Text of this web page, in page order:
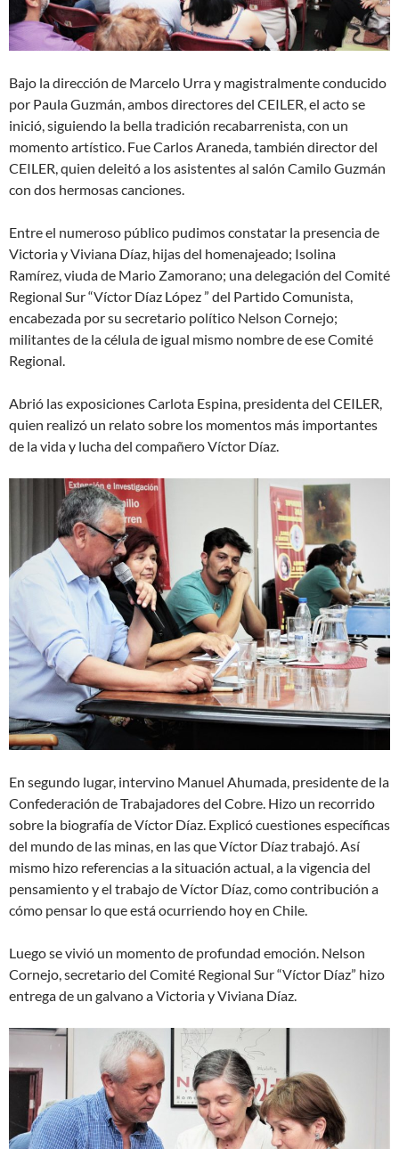
Bajo la dirección de Marcelo Urra y magistralmente conducido
por Paula Guzmán, ambos directores del CEILER, el acto se
inició, siguiendo la bella tradición recabarrenista, con un
momento artístico. Fue Carlos Araneda, también director del
CEILER, quien deleitó a los asistentes al salón Camilo Guzmán
con dos hermosas canciones.
Entre el numeroso público pudimos constatar la presencia de
Victoria y Viviana Díaz, hijas del homenajeado; Isolina
Ramírez, viuda de Mario Zamorano; una delegación del Comité
Regional Sur “Víctor Díaz López ” del Partido Comunista,
encabezada por su secretario político Nelson Cornejo;
militantes de la célula de igual mismo nombre de ese Comité
Regional.
Abrió las exposiciones Carlota Espina, presidenta del CEILER,
quien realizó un relato sobre los momentos más importantes
de la vida y lucha del compañero Víctor Díaz.
En segundo lugar, intervino Manuel Ahumada, presidente de la
Confederación de Trabajadores del Cobre. Hizo un recorrido
sobre la biografía de Víctor Díaz. Explicó cuestiones específicas
del mundo de las minas, en las que Víctor Díaz trabajó. Así
mismo hizo referencias a la situación actual, a la vigencia del
pensamiento y el trabajo de Víctor Díaz, como contribución a
cómo pensar lo que está ocurriendo hoy en Chile.
Luego se vivió un momento de profundad emoción. Nelson
Cornejo, secretario del Comité Regional Sur “Víctor Díaz” hizo
entrega de un galvano a Victoria y Viviana Díaz.